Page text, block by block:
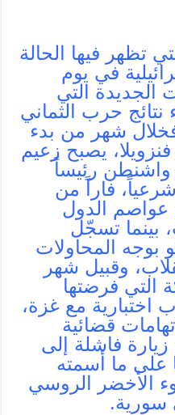
تظهر فيها الحالة
في يوم
الجديدة التي
نتائج حرب الثماني
شهر من بدء
يصبح زعيم
واشنطن رئيساً
فاراً من
عواصم الدول
بينما تسجّل
بوجه المحاولات
وقبيل شهر
التي فرضتها
اختبارية مع غزة،
قضائية
فاشلة إلى
ما أسمته
الأخضر الروسي
سورية.